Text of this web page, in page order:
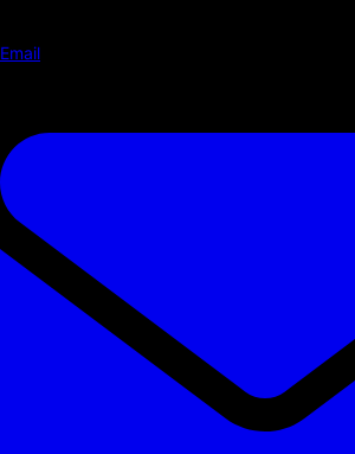
Email